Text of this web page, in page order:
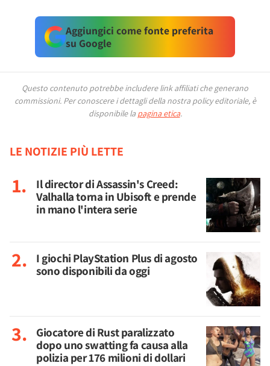
Aggiungici come fonte preferita
su Google
Questo contenuto potrebbe includere link affiliati che generano
commissioni. Per conoscere i dettagli della nostra policy editoriale, è
disponibile la pagina etica.
LE NOTIZIE PIÙ LETTE
Il director di Assassin's Creed:
Valhalla torna in Ubisoft e prende
in mano l'intera serie
I giochi PlayStation Plus di agosto
sono disponibili da oggi
Giocatore di Rust paralizzato
dopo uno swatting fa causa alla
polizia per 176 milioni di dollari